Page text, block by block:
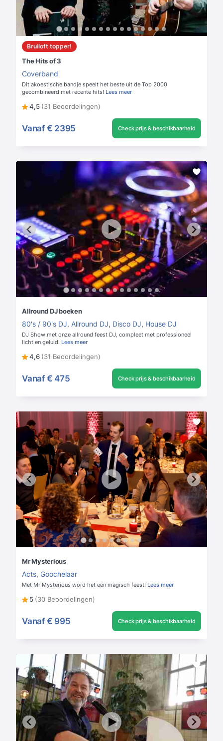
Bruiloft topper!
The Hits of 3
Coverband
Dit akoestische bandje speelt het beste uit de Top 2000
gecombineerd met recente hits! Lees meer
4,5 (31 Beoordelingen)
Vanaf € 2395 Check prijs & beschikbaarheid
Allround DJ boeken
80's / 90's DJ, Allround DJ, Disco DJ, House DJ
DJ Show met onze allround feest DJ, compleet met professioneel
licht en geluid. Lees meer
4,6 (31 Beoordelingen)
Vanaf € 475 Check prijs & beschikbaarheid
Mr Mysterious
Acts, Goochelaar
Met Mr Mysterious word het een magisch feest! Lees meer
5 (30 Beoordelingen)
Vanaf € 995 Check prijs & beschikbaarheid